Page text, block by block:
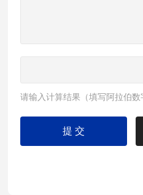
请输入计算结果（填写阿拉伯